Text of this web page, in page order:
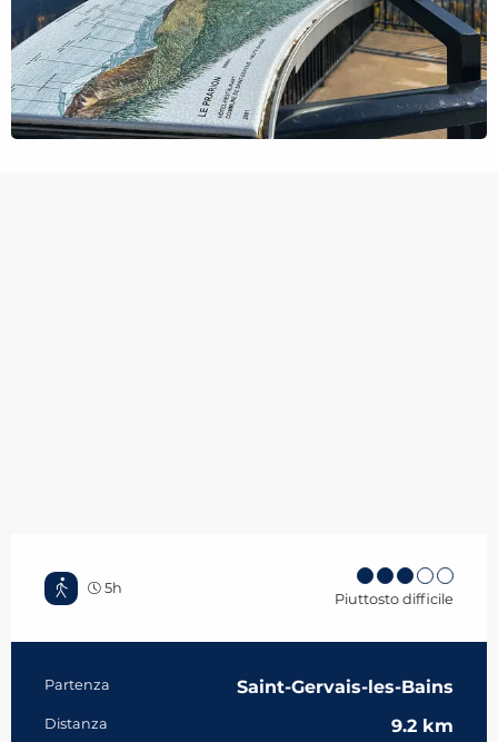
5h
Piuttosto difficile
Informazioni pratiche
Partenza Saint-Gervais-les-Bains
Distanza 9.2 km